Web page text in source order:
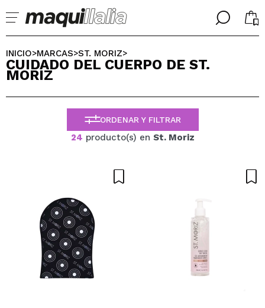
╳
Ya soy #maquilover, tengo cuenta
BIENVENIDX!
No tengo cuenta aquí
QUIERO REGISTRARME
╳
SELECCIONA TU IDIOMA
ENGLISH
FRANCES
ALEMAN
ITALIANO
INICIO>MARCAS>ST. MORIZ>
CUIDADO DEL CUERPO DE ST.
MORIZ
ORDENAR Y FILTRAR
24 producto(s) en St. Moriz